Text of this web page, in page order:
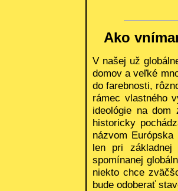
Ako
V našej už
domov a veľké
do farebnosti,
rámec vlastného
ideológie na dom
historicky
názvom
len pri
spomínanej
niekto chce
bude odoberať